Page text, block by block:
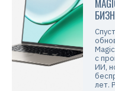
с
ИИ,
лет.